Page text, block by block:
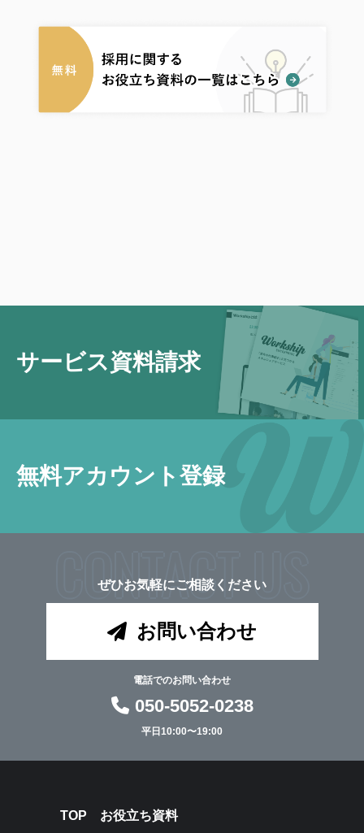
サービス資料請求
無料アカウント登録
CONTACT US
ぜひお気軽にご相談ください
お問い合わせ
電話でのお問い合わせ
050-5052-0238
平日10:00〜19:00
TOP
お役立ち資料